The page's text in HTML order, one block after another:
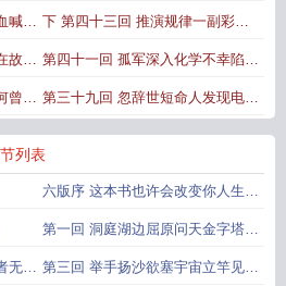
端数理化通俗演义内容简介数理化通俗演义三
报图片数理化通俗演义手抄报简单又漂亮
回概括
现
明 酒匠发现科学新理能量守恒和转化
定律的发现
喊胜
安
下 第四十三回 推演规律一副彩牌
定乾坤预言未知十种元素都找到元
素周期律的发现
故纸
气
第四十一回 孤军深入化学不幸陷困
境天降奇兵物理仗义助其功光谱分
曾见
论的
第三十九回 忽辞世短命人发现电磁
波见讣告有志者发明无线电电磁波
的发现和使用
列表
六版序 这本书也许会改变你人生的
方向
第一回 洞庭湖边屈原问天金字塔下
泰氏说地世界是什么
无理 第三回 举手扬沙欲塞宇宙立竿见影